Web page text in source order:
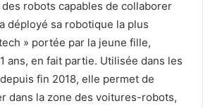
robots capables de collaborer
déployé sa robotique la plus
» portée par la jeune fille,
ans, en fait partie. Utilisée dans les
fin 2018, elle permet de
dans la zone des voitures-robots,